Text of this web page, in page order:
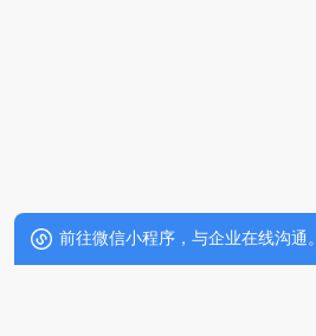
前往微信小程序，与企业在线沟通。